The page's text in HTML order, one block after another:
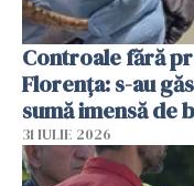
Controale fără
Florența: s-au
sumă imensă de
31 IULIE 2026